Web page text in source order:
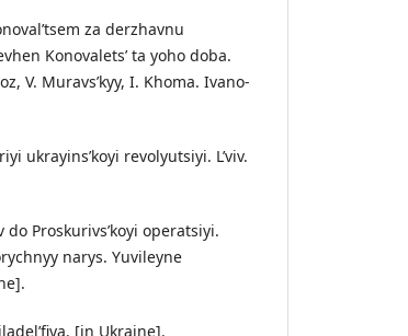
za derzhavnu
Konovalets’ ta yoho doba.
V. Muravs’kyy, I. Khoma. Ivano-
ukrayins’koyi revolyutsiyi. L’viv.
do Proskurivs’koyi operatsiyi.
narys. Yuvileyne
[in Ukraine].